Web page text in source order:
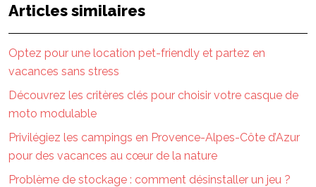
Articles similaires
Optez pour une location pet-friendly et partez en
vacances sans stress
Découvrez les critères clés pour choisir votre casque de
moto modulable
Privilégiez les campings en Provence-Alpes-Côte d’Azur
pour des vacances au cœur de la nature
Problème de stockage : comment désinstaller un jeu ?